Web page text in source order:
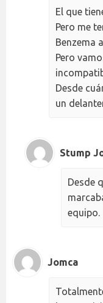
El que
Pero me
Benzema
Pero
Desde
un
Stump
Desde
equipo.
Jomca